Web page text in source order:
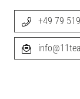
+49 79